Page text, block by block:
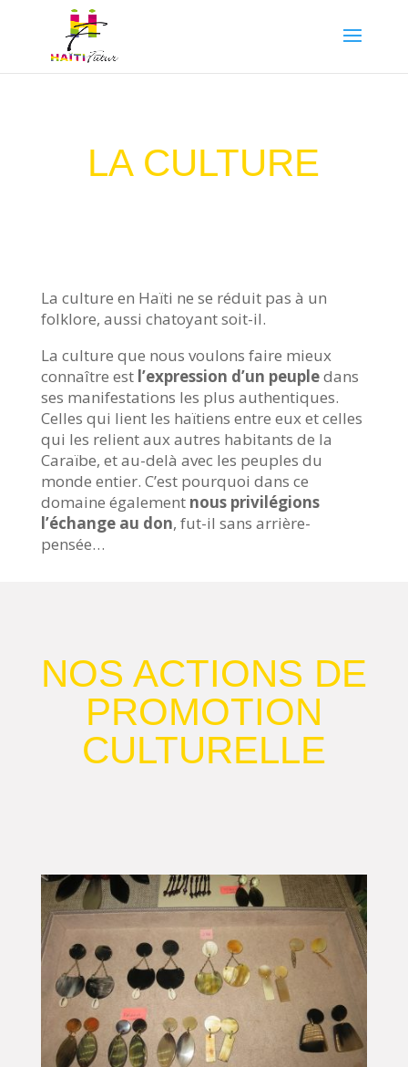
LA CULTURE
La culture en Haïti ne se réduit pas à un
folklore, aussi chatoyant soit-il.
La culture que nous voulons faire mieux
connaître est l’expression d’un peupledans
ses manifestations les plus authentiques.
Celles qui lient les haïtiens entre eux et celles
qui les relient aux autres habitants de la
Caraïbe, et au-delà avec les peuples du
monde entier. C’est pourquoi dans ce
domaine également nous privilégions
l’échange au don, fut-il sans arrière-
pensée…
NOS ACTIONS DE
PROMOTION
CULTURELLE